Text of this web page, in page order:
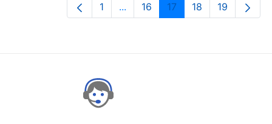
Orrialdea
1 ...Intermediate Pages Use TAB to
Orrialdea
16 Orrialdea
17 Orrialdea
18 Orrialdea
19